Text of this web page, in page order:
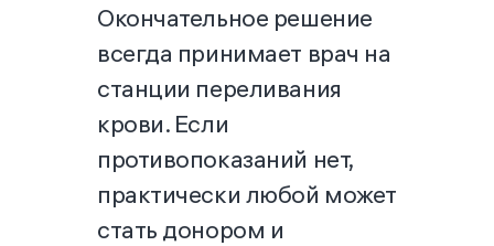
Окончательное решение
всегда принимает врач на
станции переливания
крови. Если
противопоказаний нет,
практически любой может
стать донором и